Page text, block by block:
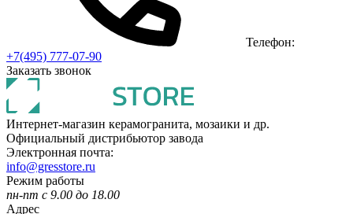
Телефон:
+7(495) 777-07-90
Заказать звонок
Интернет-магазин керамогранита, мозаики и др.
Официальный дистрибьютор завода
Электронная почта:
info@gresstore.ru
Режим работы
пн-пт с 9.00 до 18.00
Адрес